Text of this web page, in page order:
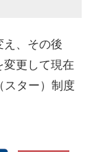
え、その後
変更して現在
スター）制度